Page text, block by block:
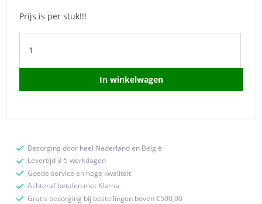
Prijs is per stuk!!!
'Ariba'
In winkelwagen
Bezorging door heel Nederland en België
Levertijd 3-5 werkdagen
Goede service en hoge kwaliteit
Achteraf betalen met Klarna
Gratis bezorging bij bestellingen boven €500,00